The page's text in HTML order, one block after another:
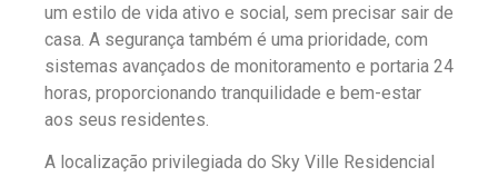
um estilo de vida ativo e social, sem precisar sair de
casa. A segurança também é uma prioridade, com
sistemas avançados de monitoramento e portaria 24
horas, proporcionando tranquilidade e bem-estar
aos seus residentes.
A localização privilegiada do Sky Ville Residencial